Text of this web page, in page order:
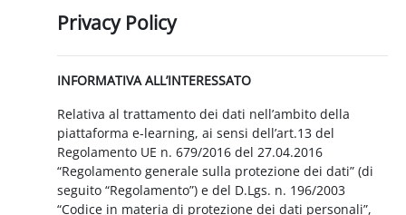
Privacy Policy
INFORMATIVA ALL’INTERESSATO
Relativa al trattamento dei dati nell’ambito della
piattaforma e-learning, ai sensi dell’art.13 del
Regolamento UE n. 679/2016 del 27.04.2016
“Regolamento generale sulla protezione dei dati” (di
seguito “Regolamento”) e del D.Lgs. n. 196/2003
“Codice in materia di protezione dei dati personali”,